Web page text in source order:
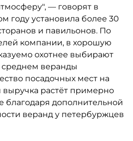
— говорят в
году установила более 30
и павильонов. По
компании, в хорошую
охотнее выбирают
среднем веранды
посадочных мест на
выручка растёт примерно
благодаря дополнительной
веранд у петербуржцев